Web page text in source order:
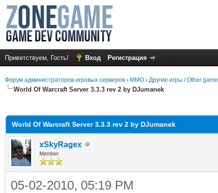
Приветствуем, Гость! Вход Регистрация
Форум администраторов игровых серверов › MMO › Другие игры / Other
World Of Warcraft Server 3.3.3 rev 2 by DJumanek
World Of Warcraft Server 3.3.3 rev 2 by DJumanek
xSkyRagex
Member
05-02-2010, 05:19 PM